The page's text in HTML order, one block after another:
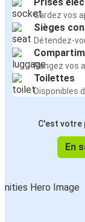
Gardez vos
Sièges
Détendez-
Rangez vos
Toilettes
Disponibles
C'est votre
En